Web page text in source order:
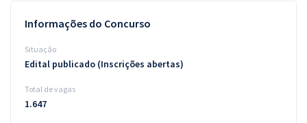
Conteúdo gratuito
Blog
Informações do Concurso
Situação
Edital publicado (Inscrições abertas)
Total de vagas
1.647